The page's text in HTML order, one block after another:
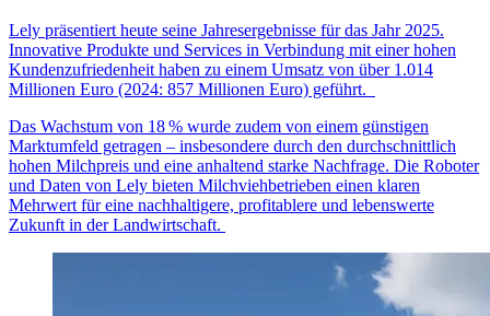
Lely präsentiert heute seine Jahresergebnisse für das Jahr 2025.
Innovative Produkte und Services in Verbindung mit einer hohen
Kundenzufriedenheit haben zu einem Umsatz von über 1.014
Millionen Euro (2024: 857 Millionen Euro) geführt.
Das Wachstum von 18% wurde zudem von einem günstigen
Marktumfeld getragen – insbesondere durch den durchschnittlich
hohen Milchpreis und eine anhaltend starke Nachfrage. Die Roboter
und Daten von Lely bieten Milchviehbetrieben einen klaren
Mehrwert für eine nachhaltigere, profitablere und lebenswerte
Zukunft in der Landwirtschaft.